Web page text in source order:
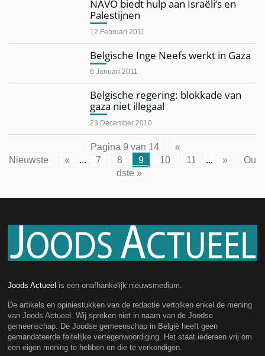
NAVO biedt hulp aan Israëli’s en
Palestijnen
12 Februari 2011
Belgische Inge Neefs werkt in Gaza
6 Januari 2011
Belgische regering: blokkade van
gaza niet illegaal
23 December 2010
Pagina 9 van 14
«
Nieuwste
« ... 7 8 9 10 11 ... »
Ou
dste »
Joods Actueel is een onafhankelijk nieuwsmedium.
De artikels en opiniestukken van de redactie vertolken enkel de mening
van Joods Actueel. Wij spreken niet in naam van de Joodse
gemeenschap. De Joodse gemeenschap in België heeft geen
gemandateerde feitelijke vertegenwoordiging. Het staat iedereen vrij om
een eigen mening te hebben en die te verkondigen.